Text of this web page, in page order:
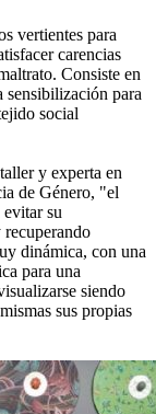
vertientes para
carencias
Consiste en
sensibilización para
social
y experta en
de Género, "el
evitar su
dinámica, con una
para una
siendo
sus propias